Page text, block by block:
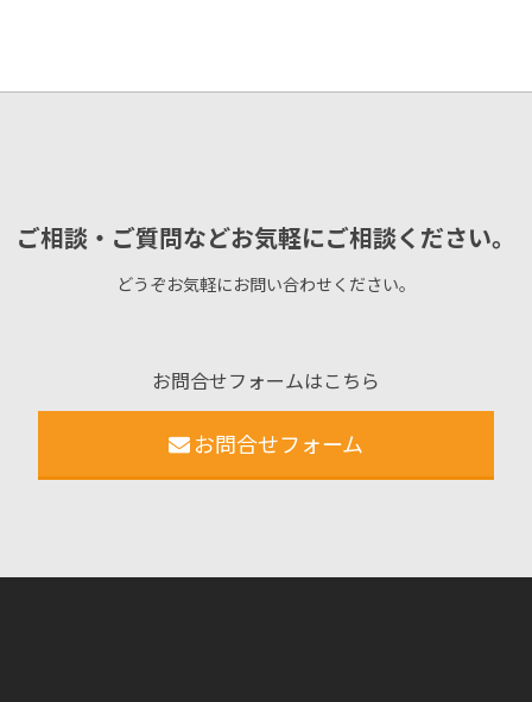
ご相談・ご質問などお気軽にご相談ください。
どうぞお気軽にお問い合わせください。
お問合せフォームはこちら
お問合せフォーム